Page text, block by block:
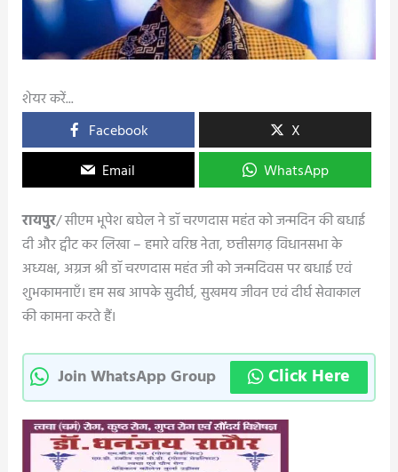
शेयर करें...
Facebook
X
Email
WhatsApp
रायपुर/ सीएम भूपेश बघेल ने डॉ चरणदास महंत को जन्मदिन की बधाई
दी और ट्वीट कर लिखा – हमारे वरिष्ठ नेता, छत्तीसगढ़ विधानसभा के
अध्यक्ष, अग्रज श्री डॉ चरणदास महंत जी को जन्मदिवस पर बधाई एवं
शुभकामनाएँ। हम सब आपके सुदीर्घ, सुखमय जीवन एवं दीर्घ सेवाकाल
की कामना करते हैं।
Join WhatsApp Group Click Here